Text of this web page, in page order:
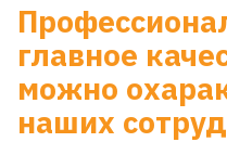
главное
можно
наших